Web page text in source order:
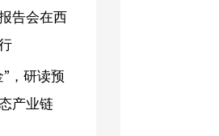
告会在西
，研读预
产业链